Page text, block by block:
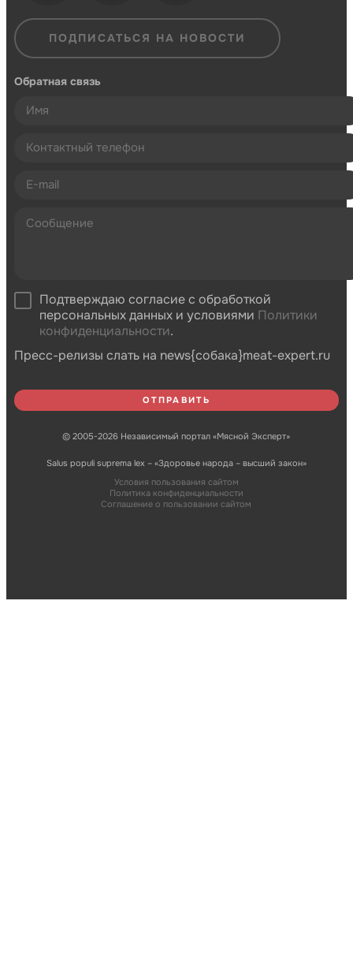
ПОДПИСАТЬСЯ НА НОВОСТИ
Обратная связь
Подтверждаю согласие с обработкой
персональных данных и условиями Политики
конфиденциальности.
Пресс-релизы слать на news{собака}meat-expert.ru
© 2005-2026 Независимый портал «Мясной Эксперт»
Salus populi suprema lex – «Здоровье народа – высший закон»
Условия пользования сайтом
Политика конфиденциальности
Соглашение о пользовании сайтом